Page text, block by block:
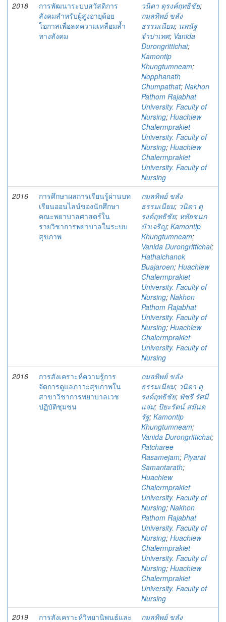
2018
การพัฒนาระบบสวัสดิการ
สังคมสำหรับผู้สูงอายุด้อย
โอกาสเพื่อลดความเหลื่อมล้ำ
ทางสังคม
วนิดา ดุรงค์ฤทธิชัย;
กมลทิพย์ ขลัง
ธรรมเนียม; นพนัฐ
จำปาเทศ; Vanida
Durongrittichai;
Kamontip
Khungtumneam;
Nopphanath
Chumpathat; Nakhon
Pathom Rajabhat
University. Faculty of
Nursing; Huachiew
Chalermprakiet
University. Faculty of
Nursing; Huachiew
Chalermprakiet
University. Faculty of
Nursing
2016
การศึกษาผลการเรียนรู้ผ่านบท
เรียนออนไลน์ของนักศึกษา
คณะพยาบาลศาสตร์ใน
รายวิชาการพยาบาลในระบบ
สุขภาพ
กมลทิพย์ ขลัง
ธรรมเนียม; วนิดา ดุ
รงค์ฤทธิชัย; หทัยชนก
บัวเจริญ; Kamontip
Khungtumneam;
Vanida Durongrittichai;
Hathaichanok
Buajaroen; Huachiew
Chalermprakiet
University. Faculty of
Nursing; Nakhon
Pathom Rajabhat
University. Faculty of
Nursing; Huachiew
Chalermprakiet
University. Faculty of
Nursing
2016
การสังเคราะห์ความรู้การ
จัดการดูแลภาวะสุขภาพใน
สาขาวิชาการพยาบาลเวช
ปฏิบัติชุมชน
กมลทิพย์ ขลัง
ธรรมเนียม; วนิดา ดุ
รงค์ฤทธิชัย; พัชรี รัศมี
แจ่ม; ปิยะรัตน์ สมันต
รัฐ; Kamontip
Khungtumneam;
Vanida Durongrittichai;
Patcharee
Rasamejam; Piyarat
Samantarath;
Huachiew
Chalermprakiet
University. Faculty of
Nursing; Nakhon
Pathom Rajabhat
University. Faculty of
Nursing; Huachiew
Chalermprakiet
University. Faculty of
Nursing; Huachiew
Chalermprakiet
University. Faculty of
Nursing
2019
การสังเคราะห์วิทยานิพนธ์และ กมลทิพย์ ขลัง